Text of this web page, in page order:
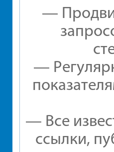
—
—
— Все
ссылки,